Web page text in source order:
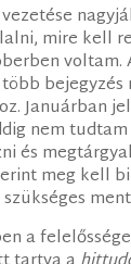
mire kell
voltam.
Januárban
nem
és
meg kell
a